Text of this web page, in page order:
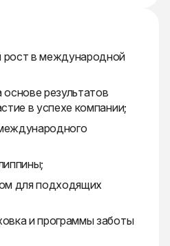
рост в международной
результатов
в успехе компании;
для подходящих
и программы заботы